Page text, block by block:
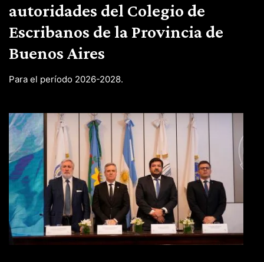
autoridades del Colegio de
Escribanos de la Provincia de
Buenos Aires
Para el período 2026-2028.